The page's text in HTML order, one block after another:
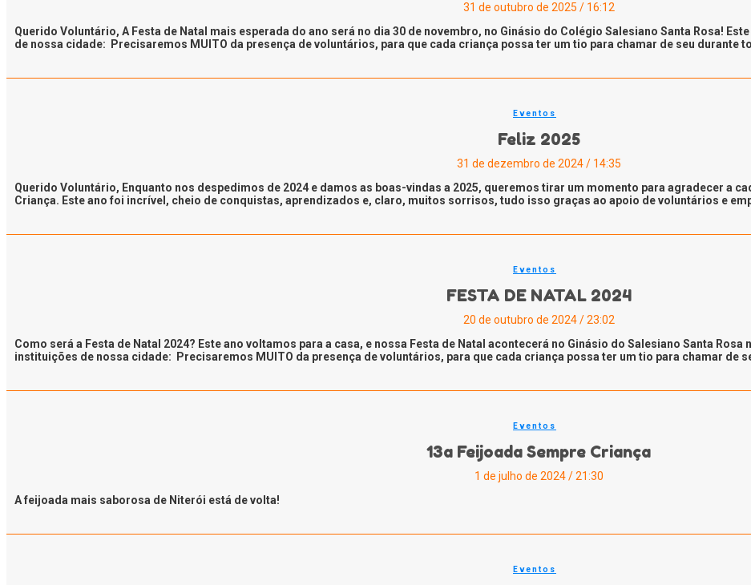
31 de outubro de 2025 / 16:12
Querido Voluntário, A Festa de Natal mais esperada do ano será no dia 30 de novembro, no Ginásio do Colégio Salesiano Santa Rosa!
de nossa cidade: Precisaremos MUITO da presença de voluntários, para que cada criança possa ter um tio para chamar de seu durante
Eventos
Feliz 2025
31 de dezembro de 2024 / 14:35
Querido Voluntário, Enquanto nos despedimos de 2024 e damos as boas-vindas a 2025, queremos tirar um momento para agradecer a
Criança. Este ano foi incrível, cheio de conquistas, aprendizados e, claro, muitos sorrisos, tudo isso graças ao apoio de voluntários e
Eventos
FESTA DE NATAL 2024
20 de outubro de 2024 / 23:02
Como será a Festa de Natal 2024? Este ano voltamos para a casa, e nossa Festa de Natal acontecerá no Ginásio do Salesiano Santa
instituições de nossa cidade: Precisaremos MUITO da presença de voluntários, para que cada criança possa ter um tio para chamar de
Eventos
13a Feijoada Sempre Criança
1 de julho de 2024 / 21:30
A feijoada mais saborosa de Niterói está de volta!
Eventos